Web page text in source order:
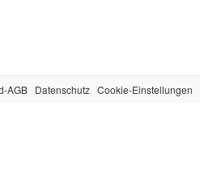
AGB Datenschutz Cookie-Einstellungen